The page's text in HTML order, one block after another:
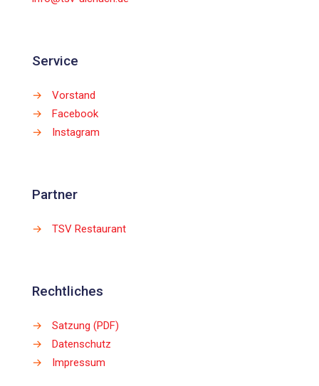
Service
→
Vorstand
→
Facebook
→
Instagram
Partner
→ TSV Restaurant
Rechtliches
→
Satzung (PDF)
→
Datenschutz
→
Impressum